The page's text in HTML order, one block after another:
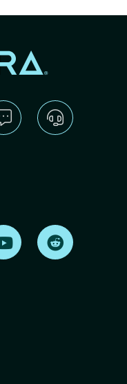
on LinkedInFind us on Youtube